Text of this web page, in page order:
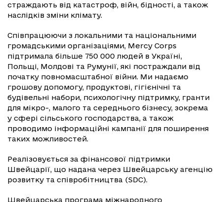
страждають від катастроф, війн, бідності, а також
наслідків зміни клімату.
Співпрацюючи з локальними та національними
громадськими організаціями, Mercy Corps
підтримала більше 750 000 людей в Україні,
Польщі, Молдові та Румунії, які постраждали від
початку повномасштабної війни. Ми надаємо
грошову допомогу, продуктові, гігієнічні та
будівельні набори, психологічну підтримку, гранти
для мікро-, малого та середнього бізнесу, зокрема
у сфері сільського господарства, а також
проводимо інформаційні кампанії для поширення
таких можливостей.
Реалізовується за фінансової підтримки
Швейцарії, що надана через Швейцарську агенцію
розвитку та співробітництва (SDC).
Швейцарська програма міжнародного